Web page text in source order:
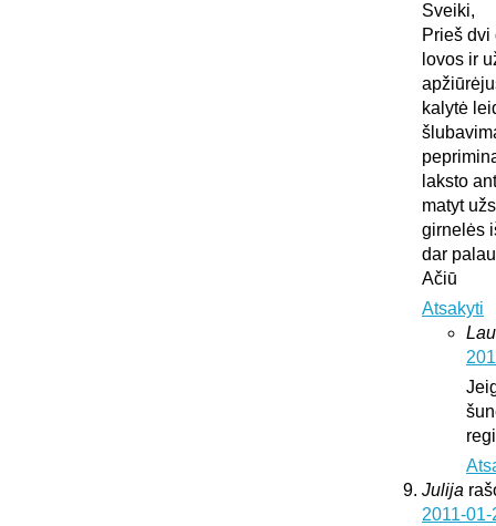
Sveiki,
Prieš
lovos ir
kalytė
laksto
matyt
girnelės
dar
Ačiū
Atsakyti
Julija
2011-